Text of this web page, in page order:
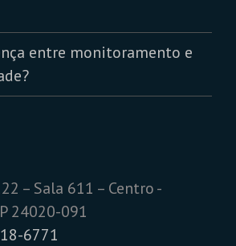
entre monitoramento e
– Sala 611 – Centro -
24020-091
6771